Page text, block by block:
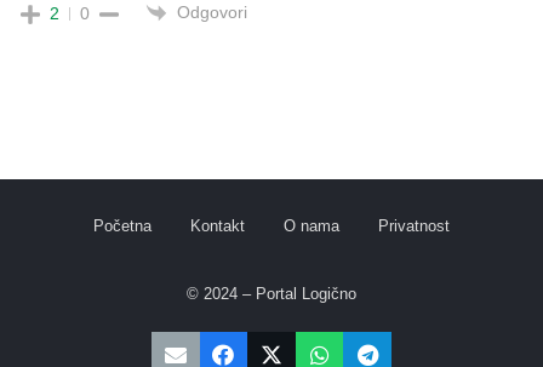
2 0 Odgovori
Početna Kontakt O nama Privatnost
© 2024 – Portal Logično